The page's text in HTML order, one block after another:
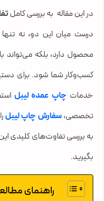
در این مقاله به بررسی کامل
درست میان این دو، نه
محصول دارد، بلکه می‌تواند
کسب‌وکار شما شود. برای
خدمات چاپ عمده لیبل
تخصصی، سفارش چاپ لیبل
به بررسی تفاوت‌های کلیدی
بگیرید.
راهنمای